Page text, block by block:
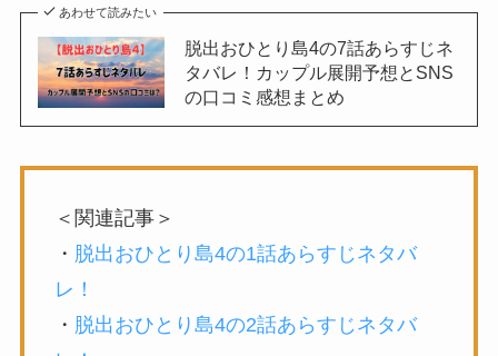
あわせて読みたい
脱出おひとり島4の7話あらすじネ
タバレ！カップル展開予想とSNS
の口コミ感想まとめ
＜関連記事＞
・ 脱出おひとり島4の1話あらすじネタバ
レ！
・ 脱出おひとり島4の2話あらすじネタバ